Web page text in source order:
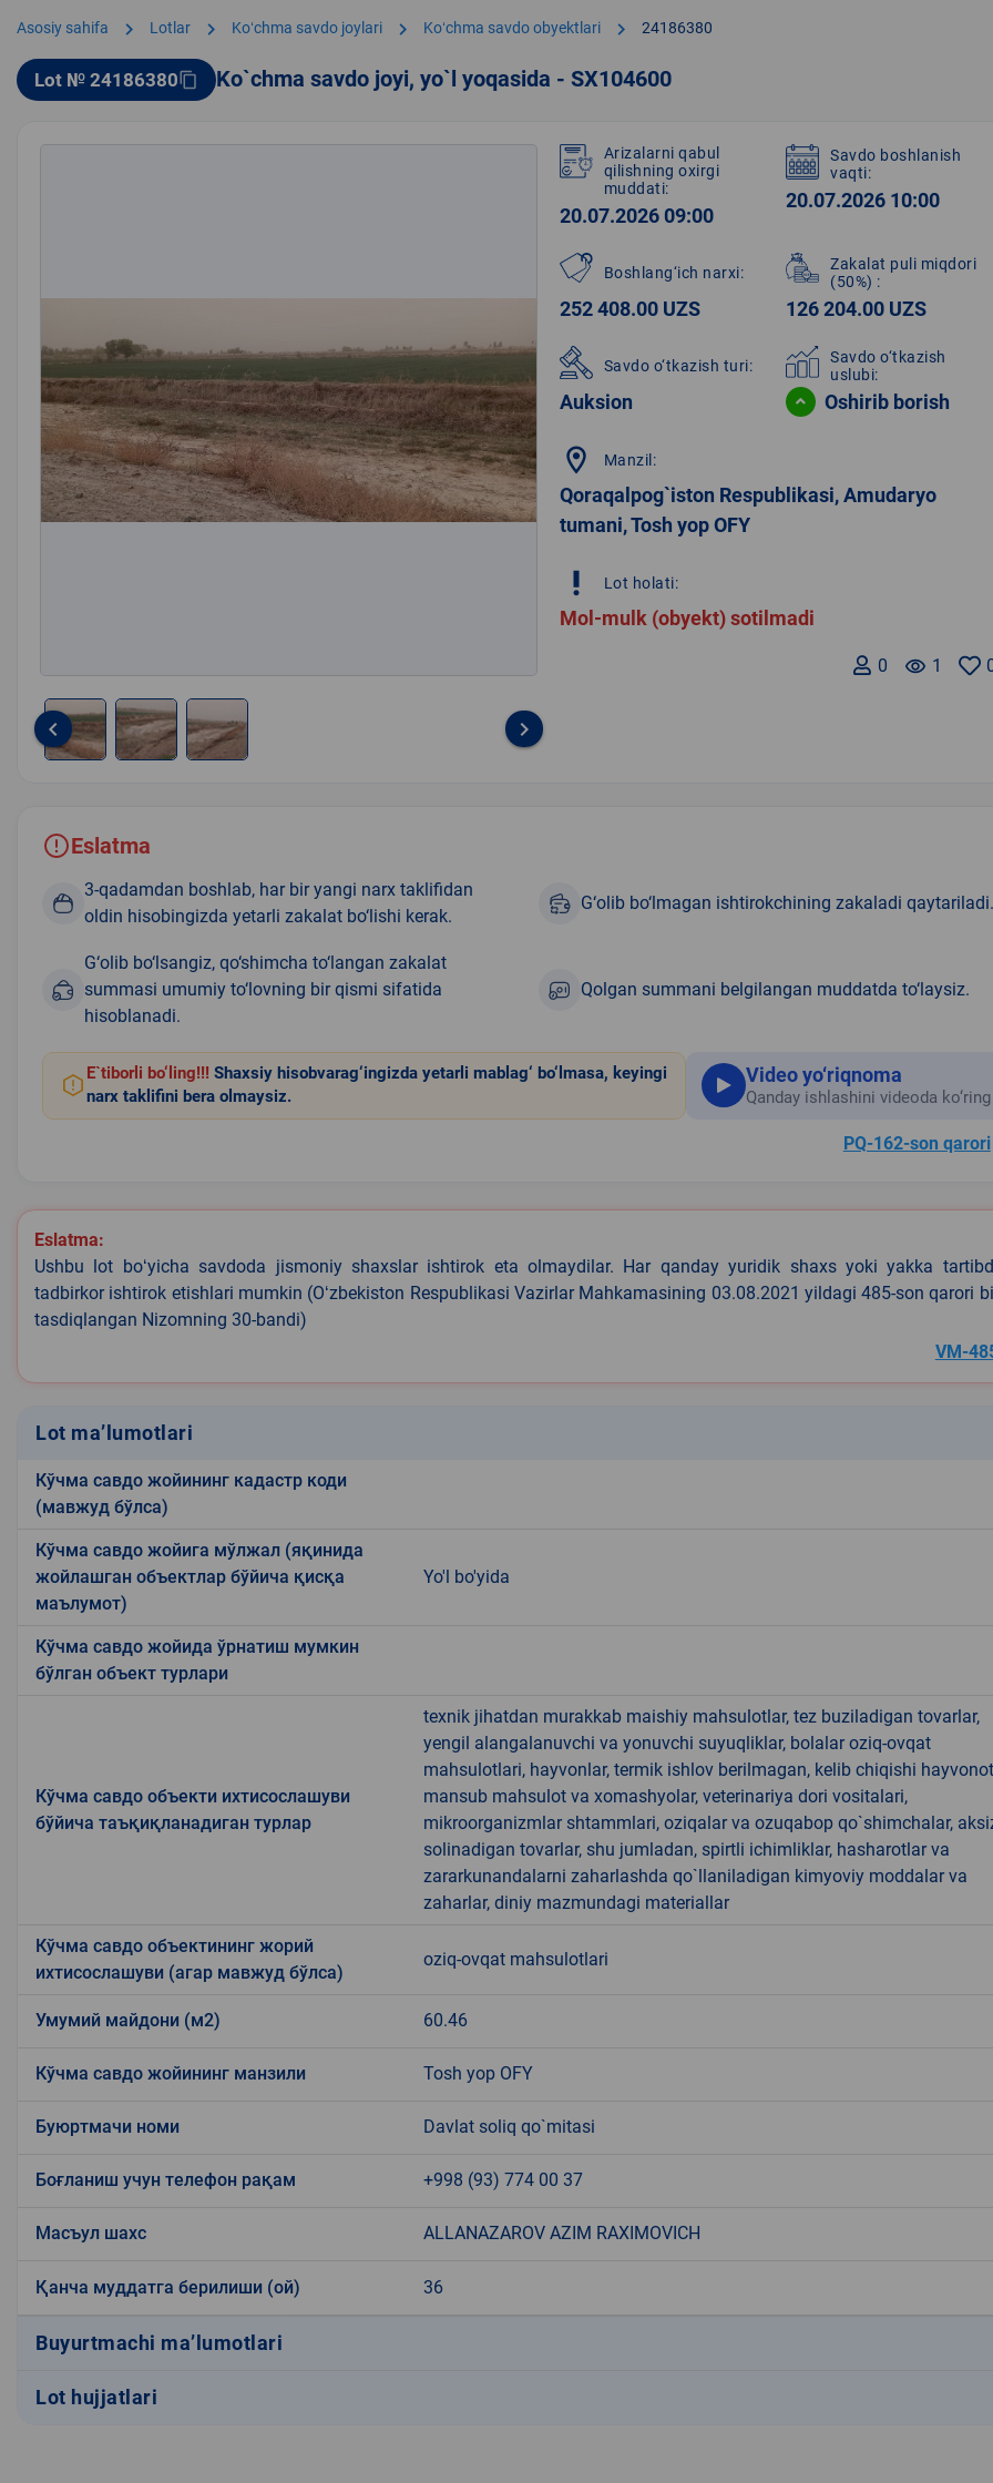
Asosiy sahifa chevron_right Lotlar chevron_right Koʻchma savdo joylari chevron_right Koʻchma savdo obyektlari chevron_right 24186380
Lot № 24186380content_copy Ko`chma savdo joyi, yo`l yoqasida - SX104600
3
keyboard_arrow_left keyboard_arrow_right
Arizalarni qabul
qilishning oxirgi
muddati:
20.07.2026 09:00
Savdo boshlanish
vaqti:
20.07.2026 10:00
Boshlang‘ich narxi:
252 408.00 UZS
Zakalat puli miqdori
(50%) :
126 204.00 UZS
Savdo o‘tkazish turi:
Auksion
Savdo o‘tkazish
uslubi:
Oshirib borish
location_on Manzil:
Qoraqalpog`iston Respublikasi, Amudaryo
tumani, Tosh yop OFY
priority_high Lot holati:
Mol-mulk (obyekt) sotilmadi
remove_red_eye 1
0
Eslatma
3-qadamdan boshlab, har bir yangi narx taklifidan
oldin hisobingizda yetarli zakalat bo‘lishi kerak.
G‘olib bo‘lmagan ishtirokchining zakaladi qaytariladi.
G‘olib bo‘lsangiz, qo‘shimcha to‘langan zakalat
summasi umumiy to‘lovning bir qismi sifatida
hisoblanadi.
Qolgan summani belgilangan muddatda to‘laysiz.
E`tiborli bo‘ling!!! Shaxsiy hisobvarag‘ingizda yetarli mablag‘ bo‘lmasa, keyingi
narx taklifini bera olmaysiz.
Video yo‘riqnoma
Qanday ishlashini videoda ko‘ring
PQ-162-son qarori
Eslatma:
Ushbu lot boʻyicha savdoda jismoniy shaxslar ishtirok eta olmaydilar. Har qanday yuridik shaxs yoki yakka
tadbirkor ishtirok etishlari mumkin (Oʻzbekiston Respublikasi Vazirlar Mahkamasining 03.08.2021 yildagi 485-son qarori
tasdiqlangan Nizomning 30-bandi)
VM-
Lot ma’lumotlari
Кўчма савдо жойининг кадастр коди
(мавжуд бўлса)
Кўчма савдо жойига мўлжал (яқинида
жойлашган объектлар бўйича қисқа
маълумот)
Yo'l bo'yida
Кўчма савдо жойида ўрнатиш мумкин
бўлган объект турлари
Кўчма савдо объекти ихтисослашуви
бўйича таъқиқланадиган турлар
texnik jihatdan murakkab maishiy mahsulotlar, tez buziladigan tovarlar,
yengil alangalanuvchi va yonuvchi suyuqliklar, bolalar oziq-ovqat
mahsulotlari, hayvonlar, termik ishlov berilmagan, kelib chiqishi
mansub mahsulot va xomashyolar, veterinariya dori vositalari,
mikroorganizmlar shtammlari, oziqalar va ozuqabop qo`shimchalar,
solinadigan tovarlar, shu jumladan, spirtli ichimliklar, hasharotlar va
zararkunandalarni zaharlashda qo`llaniladigan kimyoviy moddalar va
zaharlar, diniy mazmundagi materiallar
Кўчма савдо объектининг жорий
ихтисослашуви (агар мавжуд бўлса)
oziq-ovqat mahsulotlari
Умумий майдони (м2) 60.46
Кўчма савдо жойининг манзили Tosh yop OFY
Буюртмачи номи Davlat soliq qo`mitasi
Боғланиш учун телефон рақам +998 (93) 774 00 37
Масъул шахс ALLANAZAROV AZIM RAXIMOVICH
Қанча муддатга берилиши (ой) 36
Buyurtmachi ma’lumotlari
Lot hujjatlari